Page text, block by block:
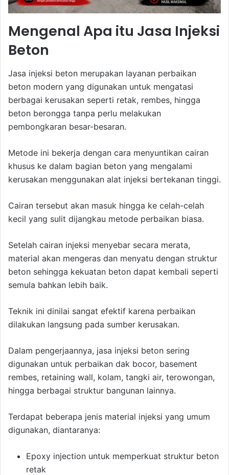
Mengenal Apa itu Jasa Injeksi
Beton
Jasa injeksi beton merupakan layanan perbaikan
beton modern yang digunakan untuk mengatasi
berbagai kerusakan seperti retak, rembes, hingga
beton berongga tanpa perlu melakukan
pembongkaran besar-besaran.
Metode ini bekerja dengan cara menyuntikan cairan
khusus ke dalam bagian beton yang mengalami
kerusakan menggunakan alat injeksi bertekanan tinggi.
Cairan tersebut akan masuk hingga ke celah-celah
kecil yang sulit dijangkau metode perbaikan biasa.
Setelah cairan injeksi menyebar secara merata,
material akan mengeras dan menyatu dengan struktur
beton sehingga kekuatan beton dapat kembali seperti
semula bahkan lebih baik.
Teknik ini dinilai sangat efektif karena perbaikan
dilakukan langsung pada sumber kerusakan.
Dalam pengerjaannya, jasa injeksi beton sering
digunakan untuk perbaikan dak bocor, basement
rembes, retaining wall, kolam, tangki air, terowongan,
hingga berbagai struktur bangunan lainnya.
Terdapat beberapa jenis material injeksi yang umum
digunakan, diantaranya:
Epoxy injection untuk memperkuat struktur beton
retak